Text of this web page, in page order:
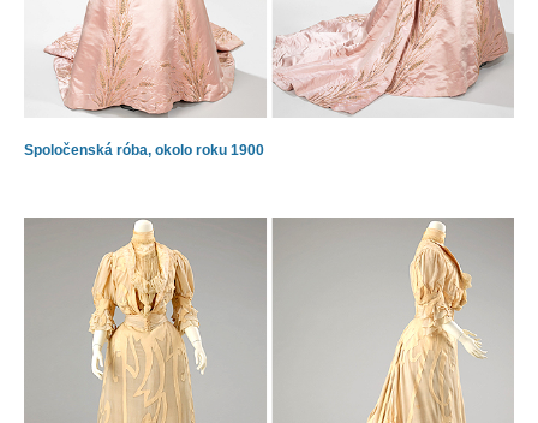
Spoločenská róba, okolo roku 1900